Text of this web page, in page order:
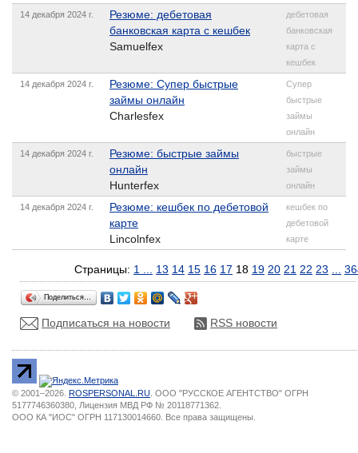
14 декабря 2024 г.
Резюме: дебетовая
банковская карта с кешбек
Samuelfex
дебетовая
банковская
карта с
кешбек
14 декабря 2024 г.
Резюме: Супер быстрые
займы онлайн
Charlesfex
Супер
быстрые
займы
онлайн
14 декабря 2024 г.
Резюме: быстрые займы
онлайн
Hunterfex
быстрые
займы
онлайн
14 декабря 2024 г.
Резюме: кешбек по дебетовой
карте
Lincolnfex
кешбек по
дебетовой
карте
Страницы: 1 13 14 15 16 17 18 19 20 21 22 23
Поделиться…
Подписаться на новости RSS новости
© 2001–2026. ROSPERSONAL.RU . ООО "РУССКОЕ АГЕНТСТВО" ОГРН
5177746360380, Лицензия МВД РФ № 20118771362.
ООО КА "ИОС" ОГРН 117130014660. Все права защищены.